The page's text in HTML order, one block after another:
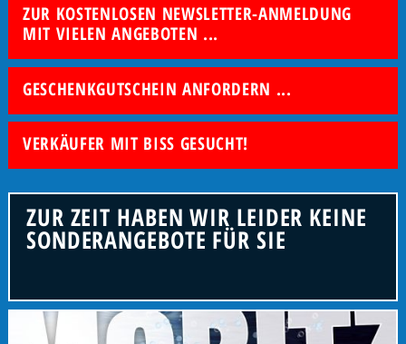
ZUR KOSTENLOSEN NEWSLETTER-ANMELDUNG
MIT VIELEN ANGEBOTEN ...
GESCHENKGUTSCHEIN ANFORDERN ...
VERKÄUFER MIT BISS GESUCHT!
ZUR ZEIT HABEN WIR LEIDER KEINE
SONDERANGEBOTE FÜR SIE